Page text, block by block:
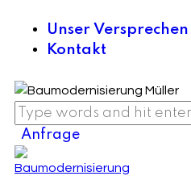
Unser Versprechen
Kontakt
Anfrage